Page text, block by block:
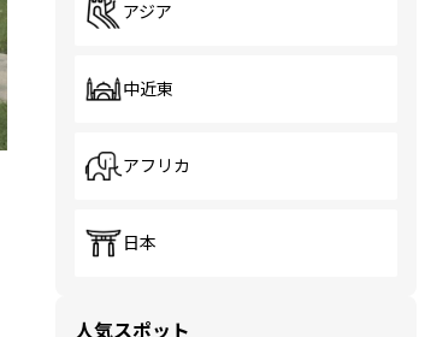
アジア
中近東
アフリカ
日本
人気スポット